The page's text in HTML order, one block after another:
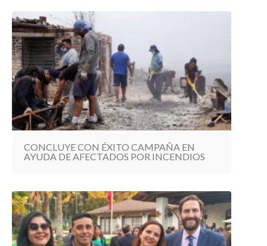
CONCLUYE CON ÉXITO CAMPAÑA EN
AYUDA DE AFECTADOS POR INCENDIOS